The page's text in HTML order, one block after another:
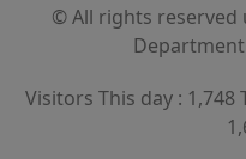
© All rights reserved
Visitors This day : 1,748